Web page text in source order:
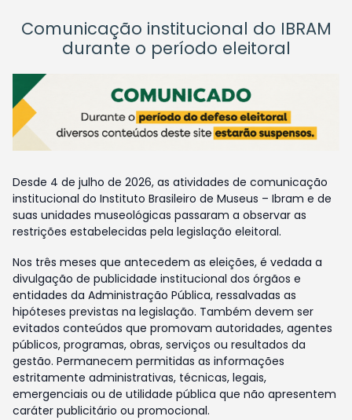
Comunicação institucional do IBRAM
durante o período eleitoral
Desde 4 de julho de 2026, as atividades de comunicação
institucional do Instituto Brasileiro de Museus – Ibram e de
suas unidades museológicas passaram a observar as
restrições estabelecidas pela legislação eleitoral.
Nos três meses que antecedem as eleições, é vedada a
divulgação de publicidade institucional dos órgãos e
entidades da Administração Pública, ressalvadas as
hipóteses previstas na legislação. Também devem ser
evitados conteúdos que promovam autoridades, agentes
públicos, programas, obras, serviços ou resultados da
gestão. Permanecem permitidas as informações
estritamente administrativas, técnicas, legais,
emergenciais ou de utilidade pública que não apresentem
caráter publicitário ou promocional.